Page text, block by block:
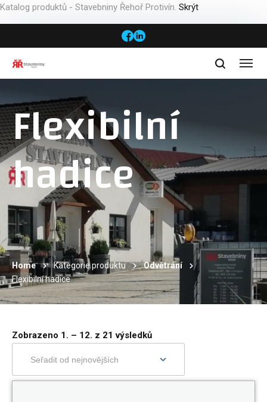
Katalog produktů - Stavebniny Řehoř Protivín. Skrýt
Flexibilní
hadice
Home Kategorie produktu
Odvětrání
Flexibilní hadice
Zobrazeno 1. – 12. z 21 výsledků